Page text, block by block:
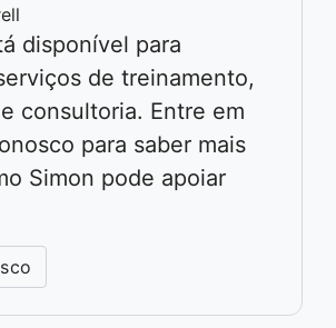
disponível para
de treinamento,
consultoria. Entre em
para saber mais
Simon pode apoiar